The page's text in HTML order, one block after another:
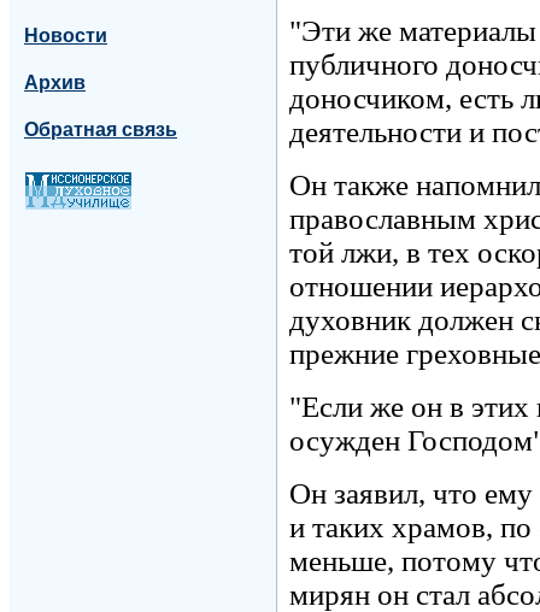
Новости
Архив
Обратная связь
"Эти же материалы
публичного
доносчиком, есть
деятельности и
Он также
православным
той лжи, в тех
отношении
духовник должен
прежние
"Если же он в этих
осужден
Он заявил, что
и таких храмов, по
меньше, потому
мирян он стал